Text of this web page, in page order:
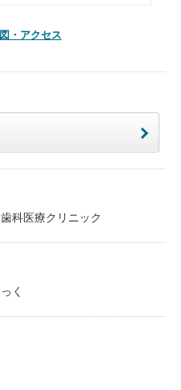
・アクセス
科医療クリニック
く